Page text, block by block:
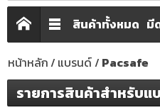
สินค้าทั้งหมด มี
หน้าหลัก แบรนด์ Pacsafe
รายการสินค้าสำหรับแ